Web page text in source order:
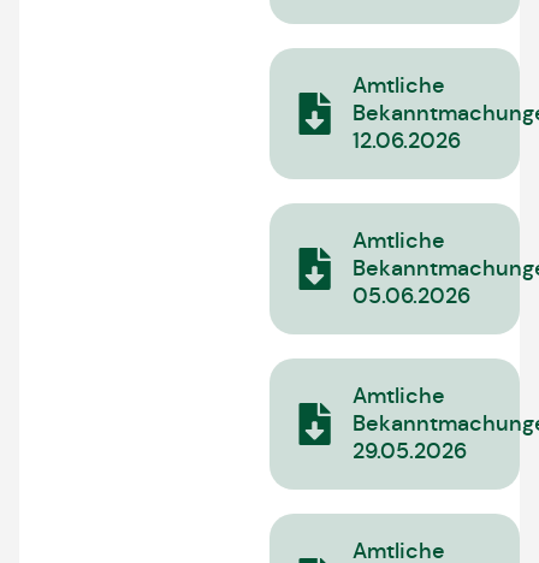
Amtliche
12.06.2026
Amtliche
05.06.2026
Amtliche
29.05.2026
Amtliche